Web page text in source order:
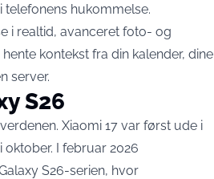
hukommelse.
i realtid, avanceret foto- og
kontekst fra din kalender, dine
server.
S26
Xiaomi 17 var først ude i
I februar 2026
S26-serien, hvor